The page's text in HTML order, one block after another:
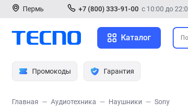
Пермь +7 (800) 333-91-00 с 10:00 до
Каталог
Промокоды Гарантия
Главная Аудиотехника Наушники Sony